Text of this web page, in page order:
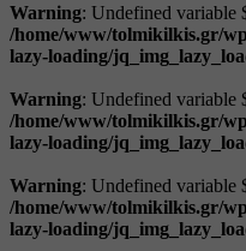
Warning: Undefined variable
/home/www/tolmikilkis.gr/
lazy-loading/
Warning: Undefined variable
/home/www/tolmikilkis.gr/
lazy-loading/
Warning: Undefined variable
/home/www/tolmikilkis.gr/
lazy-loading/